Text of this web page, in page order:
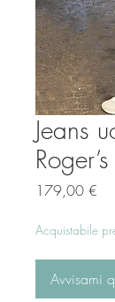
Jeans
Roger’s
179,00 €
Acquistabile
Avvisami